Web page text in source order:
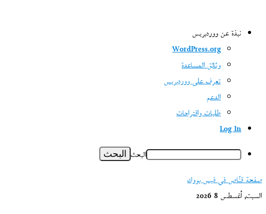
نبذة عن ووردبريس
WordPress.org
وثائق المساعدة
تعرف على ووردبريس
الدعم
طلبات واقتراحات
Log In
البحث
صفحة قنّاص في فيس بووك
السبت, أغسطس 8 2026